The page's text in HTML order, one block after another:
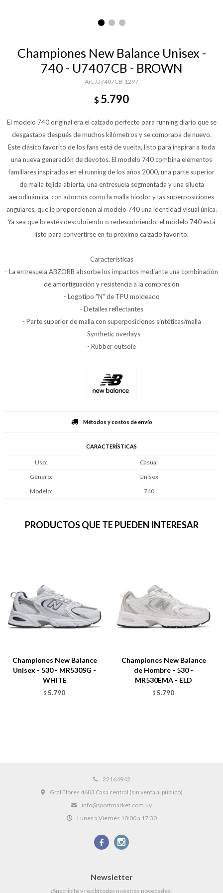
Championes New Balance Unisex -
740 - U7407CB - BROWN
U7407CB-1297
$5.790
El modelo 740 original era el calzado perfecto para running diario que se
desgastaba después de muchos kilómetros y se compraba de nuevo.
Este clásico favorito de los fans está de vuelta, listo para inspirar a toda
una nueva generación de devotos. El modelo 740 combina elementos
familiares inspirados en el running de los años 2000, una parte superior
de malla tejida abierta, una entresuela segmentada y una silueta
aerodinámica, con adornos como la malla bicolor y las superposiciones
angulares, que le proporcionan al modelo 740 una identidad visual única.
Ya sea que lo estés descubriendo o redescubriendo, el modelo 740 está
listo para convertirse en tu próximo calzado favorito.
Características
- La entresuela ABZORB absorbe los impactos mediante una combinación
de amortiguación y resistencia a la compresión
- Logotipo "N" de TPU moldeado
- Detalles reflectantes
- Parte superior de malla con superposiciones sintéticas/malla
- Synthetic overlays
- Rubber outsole
Métodos y costos de envío
CARACTERÍSTICAS
Uso
Casual
Género
Unisex
Modelo
740
PRODUCTOS QUE TE PUEDEN INTERESAR
Championes New Balance
Unisex - 530 - MR530SG -
WHITE
$ 5.790
Championes New Balance
de Hombre - 530 -
MR530EMA - ELD
$ 5.790
22164942
Gral Flores 4683 Casa central (sin venta al público)
info@sportmarket.com.uy
Lunes a Viernes 10:00 a 17:30
 
Newsletter
¡Suscribite y recibí todas nuestras novedades!